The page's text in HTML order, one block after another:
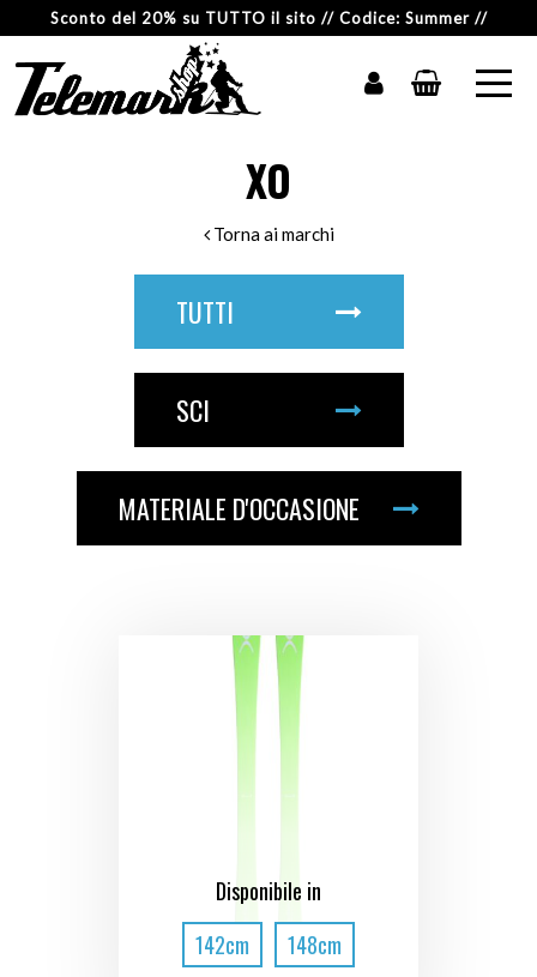
Sconto del 20% su TUTTO il sito // Codice: Summer //
XO
Torna ai marchi
TUTTI
SCI
MATERIALE D'OCCASIONE
Disponibile in
142cm
148cm